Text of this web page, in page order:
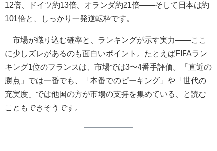
12倍、ドイツ約13倍、オランダ約21倍――そして日本は約
101倍と、しっかり一発逆転枠です。
市場が織り込む確率と、ランキングが示す実力――ここ
に少しズレがあるのも面白いポイント。たとえばFIFAラン
キング1位のフランスは、市場では3〜4番手評価。「直近の
勝点」では一番でも、「本番でのピーキング」や「世代の
充実度」では他国の方が市場の支持を集めている、と読む
こともできそうです。